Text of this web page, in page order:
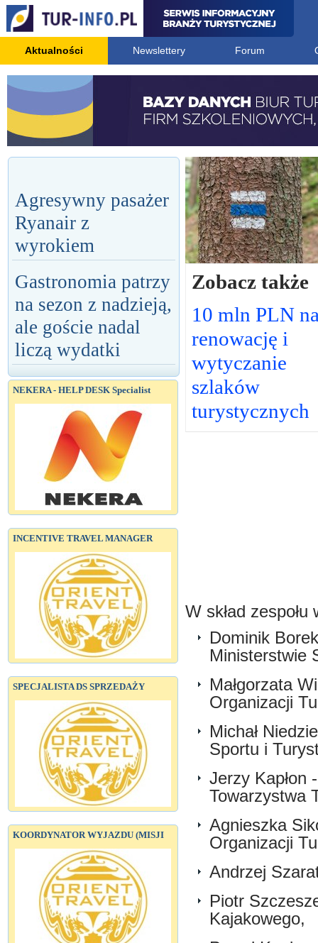
Aktualności Newslettery Forum
Agresywny pasażer
Ryanair z
wyrokiem
Gastronomia patrzy
na sezon z nadzieją,
ale goście nadal
liczą wydatki
NEKERA - HELP DESK Specialist
INCENTIVE TRAVEL MANAGER
SPECJALISTA DS SPRZEDAŻY
KOORDYNATOR WYJAZDU (MISJI
Zobacz także
10 mln PLN
renowację i
wytyczanie
szlaków
turystycznych
W skład zespołu
Dominik
Ministerstwie
Małgorzata
Organizacji
Michał
Sportu i
Jerzy Kapłon
Towarzystwa
Agnieszka
Organizacji
Andrzej
Piotr
Kajakowego,